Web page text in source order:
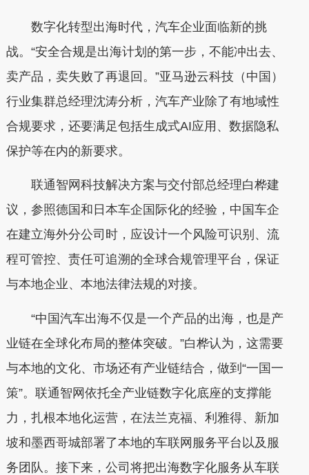
数字化转型出海时代，汽车企业面临新的挑
战。“安全合规是出海计划的第一步，不能冲出去、
卖产品，卖失败了再退回。”亚马逊云科技（中国）
行业集群总经理沈涛分析，汽车产业除了有地域性
合规要求，还要满足包括生成式AI应用、数据隐私
保护等在内的新要求。
联通智网科技解决方案与交付部总经理白桦建
议，参照德国和日本车企国际化的经验，中国车企
在建立海外分公司时，应设计一个风险可识别、流
程可管控、责任可追溯的全球合规管理平台，保证
与本地企业、本地法律法规的对接。
“中国汽车出海不仅是一个产品的出海，也是产
业链在全球化布局的整体突破。”白桦认为，这需要
与本地的文化、市场还有产业链结合，做到“一国一
策”。联通智网依托全产业链数字化底座的支撑能
力，扎根本地化运营，在法兰克福、利雅得、新加
坡和墨西哥城部署了本地的车联网服务平台以及服
务团队。接下来，公司将把出海数字化服务从车联